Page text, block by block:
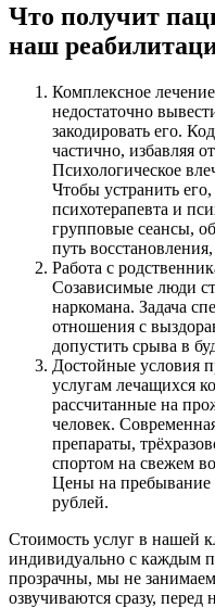
Что получит
наш
Комплексное
недостаточно
закодировать его.
частично, избавляя
Психологическое
Чтобы устранить его,
психотерапевта и
групповые сеансы,
путь
Работа с
Созависимые люди
наркомана. Задача
отношения с
допустить срыва в
Достойные условия
услугам лечащихся
рассчитанные на
человек.
препараты,
спортом на свежем
Цены на пребывание
рублей.
Стоимость услуг в нашей
индивидуально с каждым
прозрачны, мы не
озвучиваются сразу, перед